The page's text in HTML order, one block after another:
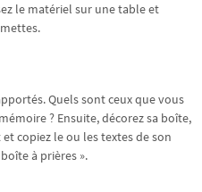
le matériel sur une table et
Quels sont ceux que vous
? Ensuite, décorez sa boîte,
copiez le ou les textes de son
à prières ».